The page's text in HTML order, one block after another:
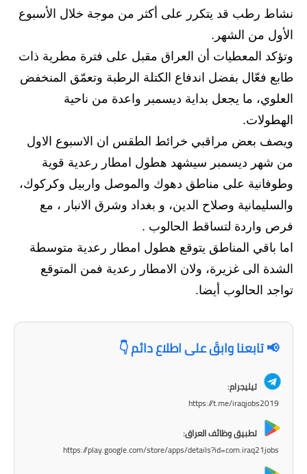
المرحلة المتوسطة
المرحلة الاعدادية
كتب مدرسية
المرحلة المتوسطة
المرحلة الاعدادية
ملازم دراسية
المرحلة الابتدائية
المرحلة المتوسطة
مواضيع انشاء
نشاط رطب قد يتكرر على أكثر من موجة خلال الأسبوع
الأول من الشهر.
وتؤكد المعطيات أن العراق مقبل على فترة مطرية ذات
طابع فعّال بفضل اندفاع الكتلة الرطبة وتعمّق المنخفض
العلوي، ما يجعل بداية ديسمبر واعدة من ناحية
الهطولات.
ويصف بعض مراقبي خرائط الطقس ان الاسبوع الاول
من شهر ديسمبر سيشهد هطول امطار رعدية قوية
وطوفانية على مناطق دهوك والموصل واربيل وكركوك،
والسليمانية وصلاح الدين، و بغداد وشرق الانبار ، مع
فرص واردة لتساقط الحالوب .
اما باقي المناطق يتوقع هطول امطار رعدية متوسطة
الشدة الى غزيرة، ولان الامطار رعدية فمن المتوقع
تواجد الحالوب أيضا.
📢 تابعنا وابقَ على اطلاع دائم 👇
تيليجرام:
https://t.me/iraqjobs2019
تطبيق وظائف العراق:
https://play.google.com/store/apps/details?id=com.iraq21jobs